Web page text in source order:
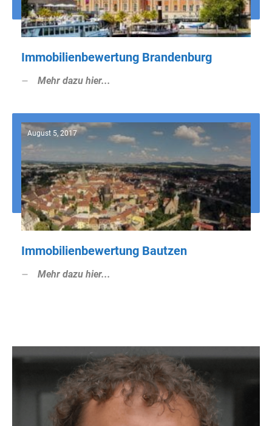
Immobilienbewertung Brandenburg
Mehr dazu hier...
August 5, 2017
Immobilienbewertung Bautzen
Mehr dazu hier...